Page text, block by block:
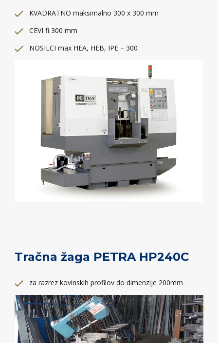
KVADRATNO maksimalno 300 x 300 mm
CEVI fi 300 mm
NOSILCI max HEA, HEB, IPE – 300
Tračna žaga PETRA HP240C
za razrez kovinskih profilov do dimenzije 200mm